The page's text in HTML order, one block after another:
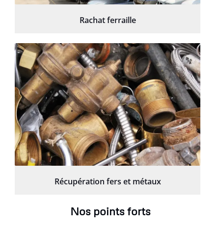
Rachat ferraille
Récupération fers et métaux
Nos points forts